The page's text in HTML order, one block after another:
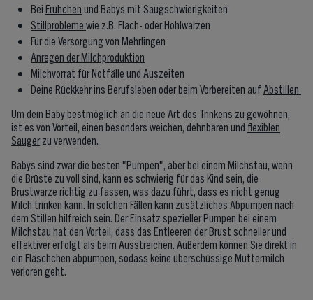
Bei Frühchen und Babys mit Saugschwierigkeiten
Stillprobleme wie z.B. Flach- oder Hohlwarzen
Für die Versorgung von Mehrlingen
Anregen der Milchproduktion
Milchvorrat für Notfälle und Auszeiten
Deine Rückkehr ins Berufsleben oder beim Vorbereiten auf Abstillen
Um dein Baby bestmöglich an die neue Art des Trinkens zu gewöhnen,
ist es von Vorteil, einen besonders weichen, dehnbaren und flexiblen
Saugerzu verwenden.
Babys sind zwar die besten "Pumpen", aber bei einem Milchstau, wenn
die Brüste zu voll sind, kann es schwierig für das Kind sein, die
Brustwarze richtig zu fassen, was dazu führt, dass es nicht genug
Milch trinken kann. In solchen Fällen kann zusätzliches Abpumpen nach
dem Stillen hilfreich sein. Der Einsatz spezieller Pumpen bei einem
Milchstau hat den Vorteil, dass das Entleeren der Brust schneller und
effektiver erfolgt als beim Ausstreichen. Außerdem können Sie direkt in
ein Fläschchen abpumpen, sodass keine überschüssige Muttermilch
verloren geht.